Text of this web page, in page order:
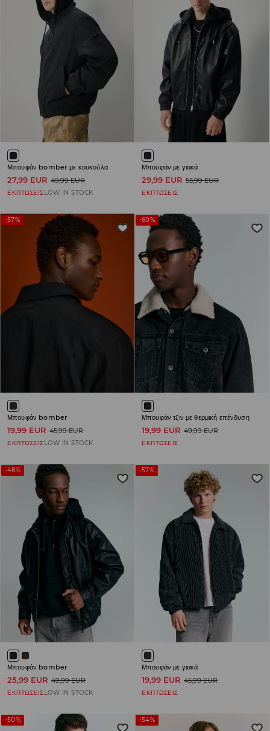
Μπουφάν bomber με κουκούλα
27,99 EUR 49,99 EUR
ΕΚΠΤΩΣΕΙΣ LOW IN STOCK
Μπουφάν με γιακά
29,99 EUR 55,99 EUR
ΕΚΠΤΩΣΕΙΣ
-57%
Μπουφάν bomber
19,99 EUR 45,99 EUR
ΕΚΠΤΩΣΕΙΣLOW IN STOCK
-60%
Μπουφάν τζιν με θερμική επένδυση
19,99 EUR 49,99 EUR
ΕΚΠΤΩΣΕΙΣ
-48%
Μπουφάν bomber
25,99 EUR 49,99 EUR
ΕΚΠΤΩΣΕΙΣ LOW IN STOCK
-57%
Μπουφάν με γιακά
19,99 EUR 45,99 EUR
ΕΚΠΤΩΣΕΙΣ
-50% -54%